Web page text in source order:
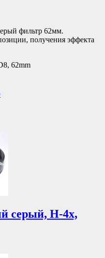
фильтр 62мм.
получения эффекта
62mm
серый, Н-4х,